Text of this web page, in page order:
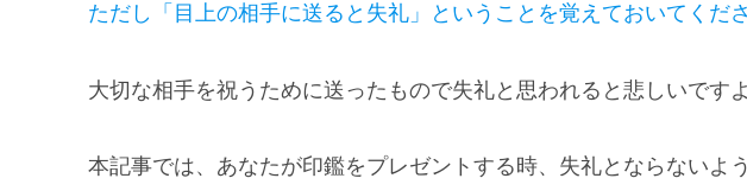
ただし「目上の相手に送ると失礼」ということを覚えておいてくださ
大切な相手を祝うために送ったもので失礼と思われると悲しいですよ
本記事では、あなたが印鑑をプレゼントする時、失礼とならないよ